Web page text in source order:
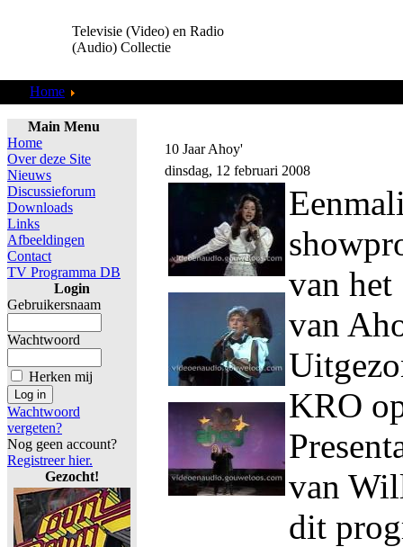
Televisie (Video) en Radio
(Audio) Collectie
Home
Main Menu
Home
Over deze Site
Nieuws
Discussieforum
Downloads
Links
Afbeeldingen
Contact
TV Programma DB
Login
Gebruikersnaam
Wachtwoord
Herken mij
Wachtwoord
vergeten?
Nog geen account?
Registreer hier.
Gezocht!
10 Jaar Ahoy'
dinsdag, 12 februari 2008
van het
van
KRO
van
dit